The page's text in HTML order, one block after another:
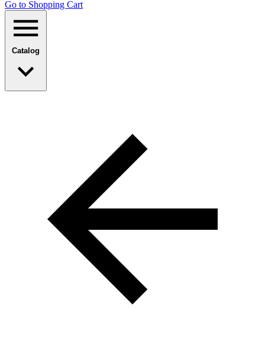
Go to Shopping Сart
Catalog